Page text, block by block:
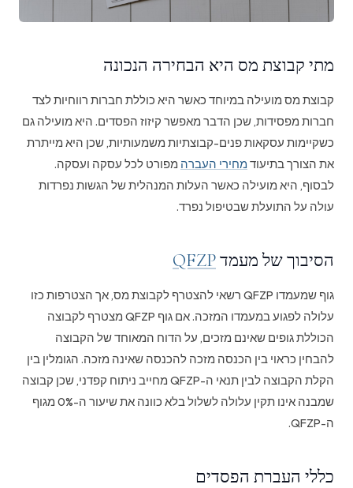
מתי קבוצת מס היא הבחירה הנכונה
קבוצת מס מועילה במיוחד כאשר היא כוללת חברות רווחיות לצד
חברות מפסידות, שכן הדבר מאפשר קיזוז הפסדים. היא מועילה גם
כשקיימות עסקאות פנים-קבוצתיות משמעותיות, שכן היא מייתרת
את הצורך בתיעודמחירי העברה מפורט לכל עסקה ועסקה.
לבסוף, היא מועילה כאשר העלות המנהלית של הגשות נפרדות
עולה על התועלת שבטיפול נפרד.
הסיבוך של מעמדQFZP
גוף שמעמדו QFZP רשאי להצטרף לקבוצת מס, אך הצטרפות כזו
עלולה לפגוע במעמדו המזכה. אם גוף QFZP מצטרף לקבוצה
הכוללת גופים שאינם מזכים, על הדוח המאוחד של הקבוצה
להבחין כראוי בין הכנסה מזכה להכנסה שאינה מזכה. הגומלין בין
הקלת הקבוצה לבין תנאי ה-QFZP מחייב ניתוח קפדני, שכן קבוצה
שמבנה אינו תקין עלולה לשלול בלא כוונה את שיעור ה-0% מגוף
ה-QFZP.
כללי העברת הפסדים